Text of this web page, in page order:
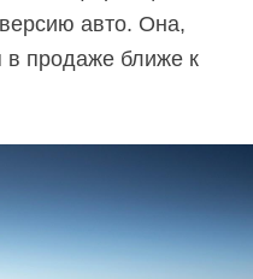
авто. Она,
в продаже ближе к